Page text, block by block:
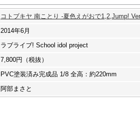
コトブキヤ 南ことり -夏色えがおで1,2,Jump!
2014年6月
ラブライブ! School idol project
7,800円（税抜）
PVC塗装済み完成品 1/8 全高：約220mm
阿部まさと